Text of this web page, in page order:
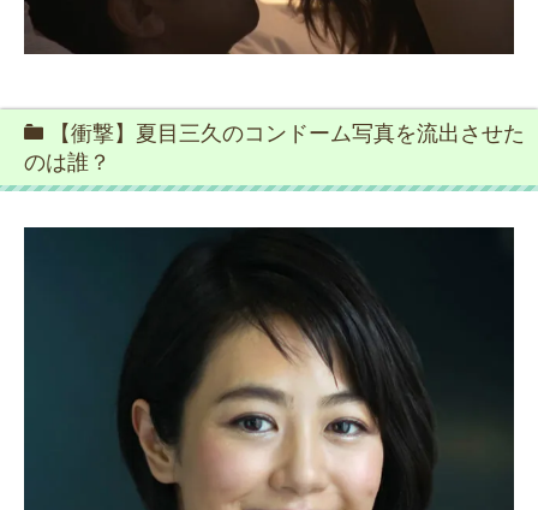
【衝撃】夏目三久のコンドーム写真を流出させた
のは誰？